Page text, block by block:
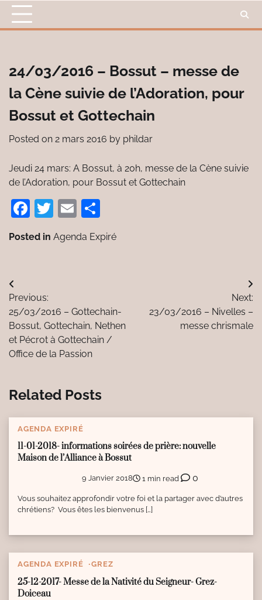
Skip
content
24/03/2016 – Bossut – messe de
la Cène suivie de l’Adoration, pour
Bossut et Gottechain
Posted on 2 mars 2016 by phildar
Jeudi 24 mars: A Bossut, à 20h, messe de la Cène suivie
de l’Adoration, pour Bossut et Gottechain
Facebook
Twitter
Email
Posted in Agenda Expiré
Navigation
de
l’article
Previous:
25/03/2016 – Gottechain-
Bossut, Gottechain, Nethen
et Pécrot à Gottechain /
Office de la Passion
Next:
23/03/2016 – Nivelles –
messe chrismale
Related Posts
AGENDA EXPIRÉ
11-01-2018- informations soirées de prière: nouvelle
Maison de l’Alliance à Bossut
9 Janvier 2018 1 min read 0
Vous souhaitez approfondir votre foi et la partager avec d’autres
chrétiens? Vous êtes les bienvenus […]
AGENDA EXPIRÉ GREZ
25-12-2017- Messe de la Nativité du Seigneur- Grez-
Doiceau